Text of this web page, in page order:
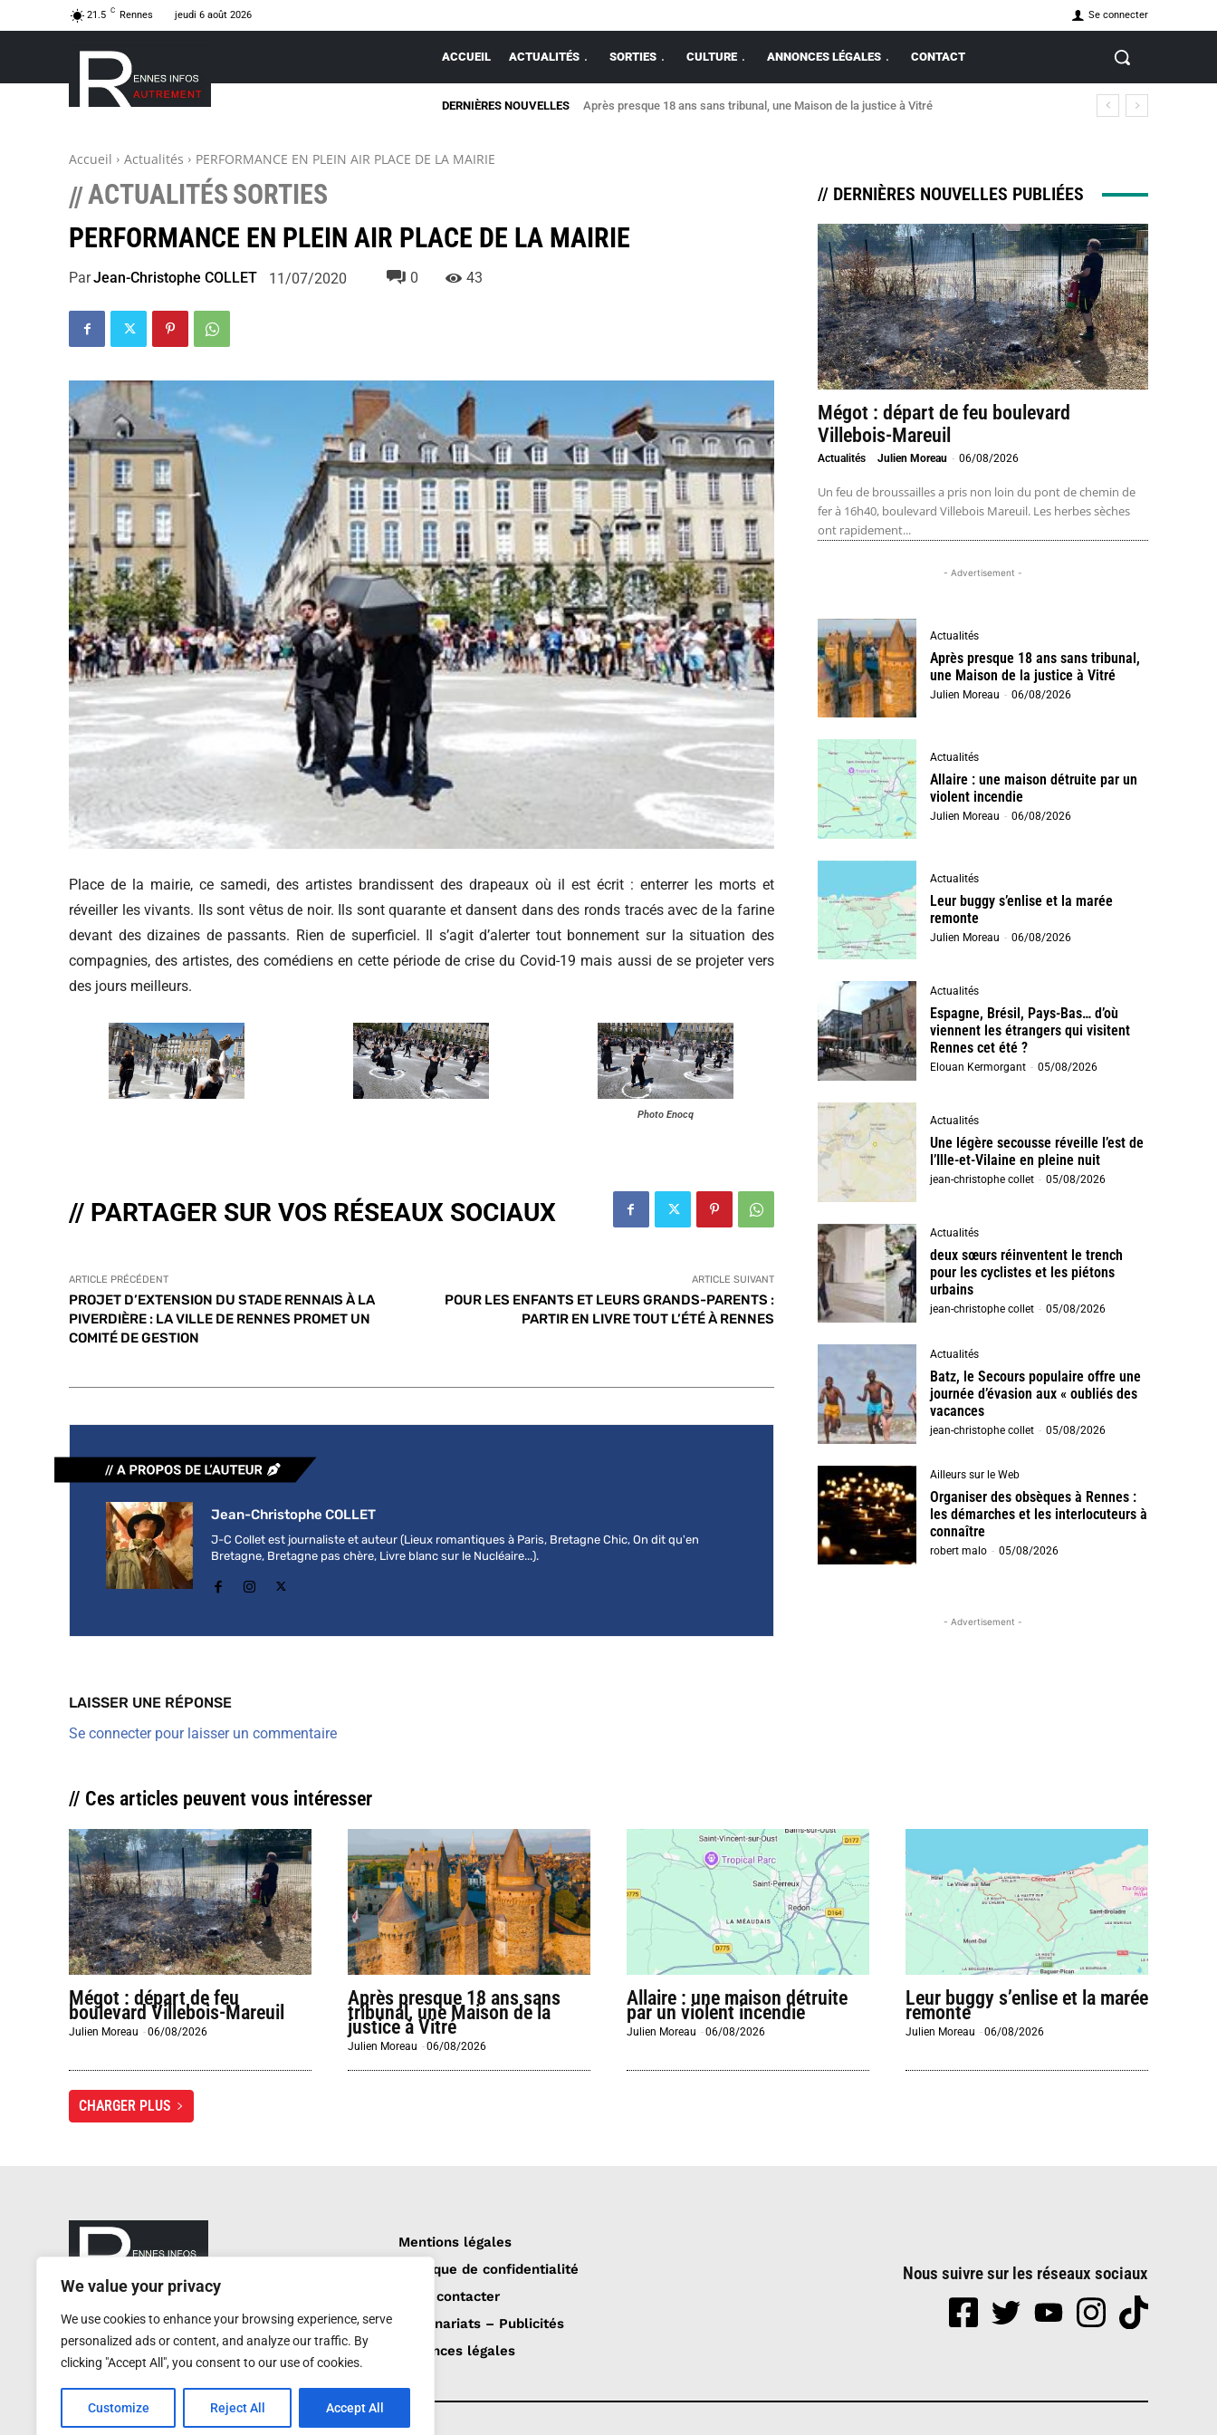
We value your privacy
We use cookies to enhance your browsing experience, serve
personalized ads or content, and analyze our traffic. By
clicking "Accept All", you consent to our use of cookies.
Customize Reject All Accept All
21.5 C Rennes jeudi 6 août 2026 Se connecter
ACCUEIL ACTUALITÉS SORTIES CULTURE ANNONCES LÉGALES CONTACT
DERNIÈRES NOUVELLES Après presque 18 ans sans tribunal, une Maison de la justice à Vitré
Allaire : une maison détruite par un violent incendie
Accueil Actualités PERFORMANCE EN PLEIN AIR PLACE DE LA MAIRIE
//ACTUALITÉS SORTIES
PERFORMANCE EN PLEIN AIR PLACE DE LA MAIRIE
ParJean-Christophe COLLET 11/07/2020 0 43
Place de la mairie, ce samedi, des artistes brandissent des drapeaux où il est écrit : enterrer les morts et
réveiller les vivants. Ils sont vêtus de noir. Ils sont quarante et dansent dans des ronds tracés avec de la farine
devant des dizaines de passants. Rien de superficiel. Il s’agit d’alerter tout bonnement sur la situation des
compagnies, des artistes, des comédiens en cette période de crise du Covid-19 mais aussi de se projeter vers
des jours meilleurs.
Photo Enocq
// PARTAGER SUR VOS RÉSEAUX SOCIAUX
ARTICLE PRÉCÉDENT
PROJET D’EXTENSION DU STADE RENNAIS À LA
PIVERDIÈRE : LA VILLE DE RENNES PROMET UN
COMITÉ DE GESTION
ARTICLE SUIVANT
POUR LES ENFANTS ET LEURS GRANDS-PARENTS :
PARTIR EN LIVRE TOUT L’ÉTÉ À RENNES
Jean-Christophe COLLET
J-C Collet est journaliste et auteur (Lieux romantiques à Paris, Bretagne Chic, On dit qu'en
Bretagne, Bretagne pas chère, Livre blanc sur le Nucléaire...).
LAISSER UNE RÉPONSE
Se connecter pour laisser un commentaire
// DERNIÈRES NOUVELLES PUBLIÉES
Mégot : départ de feu boulevard
Villebois-Mareuil
Actualités Julien Moreau - 06/08/2026
Un feu de broussailles a pris non loin du pont de chemin de
fer à 16h40, boulevard Villebois Mareuil. Les herbes sèches
ont rapidement...
- Advertisement -
Actualités
Après presque 18 ans sans tribunal,
une Maison de la justice à Vitré
Julien Moreau - 06/08/2026
Actualités
Allaire : une maison détruite par un
violent incendie
Julien Moreau - 06/08/2026
Actualités
Leur buggy s’enlise et la marée
remonte
Julien Moreau - 06/08/2026
Actualités
Espagne, Brésil, Pays-Bas… d’où
viennent les étrangers qui visitent
Rennes cet été ?
Elouan Kermorgant - 05/08/2026
Actualités
Une légère secousse réveille l’est de
l’Ille-et-Vilaine en pleine nuit
jean-christophe collet - 05/08/2026
Actualités
deux sœurs réinventent le trench
pour les cyclistes et les piétons
urbains
jean-christophe collet - 05/08/2026
Actualités
Batz, le Secours populaire offre une
journée d’évasion aux « oubliés des
vacances
jean-christophe collet - 05/08/2026
Ailleurs sur le Web
Organiser des obsèques à Rennes :
les démarches et les interlocuteurs à
connaître
robert malo - 05/08/2026
- Advertisement -
// Ces articles peuvent vous intéresser
Mégot : départ de feu
boulevard Villebois-Mareuil
Julien Moreau -06/08/2026
Après presque 18 ans sans
tribunal, une Maison de la
justice à Vitré
Julien Moreau -06/08/2026
Allaire : une maison détruite
par un violent incendie
Julien Moreau -06/08/2026
Leur buggy s’enlise et la marée
remonte
Julien Moreau -06/08/2026
CHARGER PLUS
rennesinfosautrement@gmail.com
RCS de Rennes : 752 406 884
Service de presse : 0620 W
Mentions légales
Politique de confidentialité
Nous contacter
Partenariats – Publicités
Annonces légales
Nous suivre sur les réseaux sociaux